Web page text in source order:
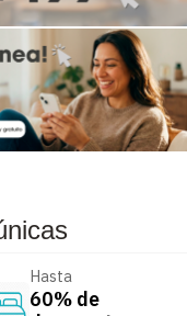
Hasta
60% de